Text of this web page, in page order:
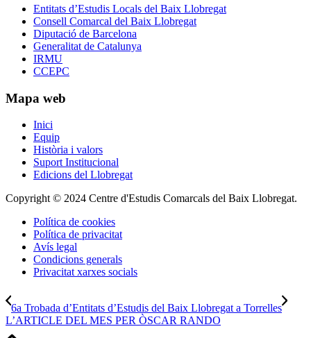
Entitats d’Estudis Locals del Baix Llobregat
Consell Comarcal del Baix Llobregat
Diputació de Barcelona
Generalitat de Catalunya
IRMU
CCEPC
Mapa web
Inici
Equip
Història i valors
Suport Institucional
Edicions del Llobregat
Copyright © 2024 Centre d'Estudis Comarcals del Baix Llobregat.
Política de cookies
Política de privacitat
Avís legal
Condicions generals
Privacitat xarxes socials
6a Trobada d’Entitats d’Estudis del Baix Llobregat a Torrelles
L’ARTICLE DEL MES PER ÒSCAR RANDO